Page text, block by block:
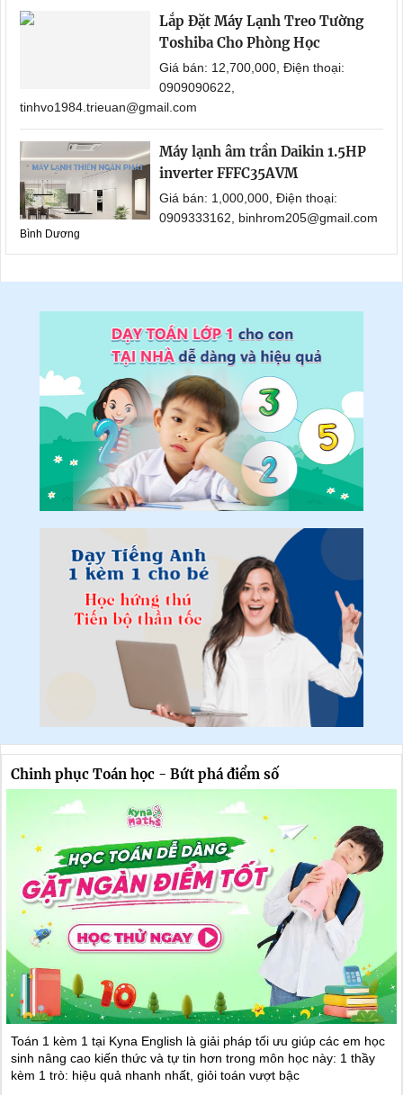
Lắp Đặt Máy Lạnh Treo Tường
Toshiba Cho Phòng Học
Giá bán: 12,700,000, Điện thoại:
0909090622,
tinhvo1984.trieuan@gmail.com
Máy lạnh âm trần Daikin 1.5HP
inverter FFFC35AVM
Giá bán: 1,000,000, Điện thoại:
0909333162, binhrom205@gmail.com
Bình Dương
Chinh phục Toán học - Bứt phá điểm số
Toán 1 kèm 1 tại Kyna English là giải pháp tối ưu giúp các em học
sinh nâng cao kiến thức và tự tin hơn trong môn học này: 1 thầy
kèm 1 trò: hiệu quả nhanh nhất, giỏi toán vượt bậc